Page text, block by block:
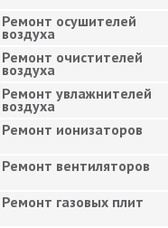
Ремонт осушителей
воздуха
Ремонт очистителей
воздуха
Ремонт увлажнителей
воздуха
Ремонт ионизаторов
Ремонт вентиляторов
Ремонт газовых плит